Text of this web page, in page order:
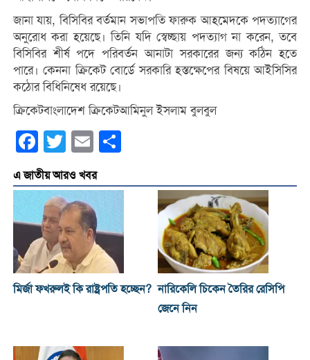
জানা যায়, বিসিবির বর্তমান সভাপতি ফারুক আহমেদকে পদত্যাগের
অনুরোধ করা হয়েছে। তিনি যদি স্বেচ্ছায় পদত্যাগ না করেন, তবে
বিসিবির শীর্ষ পদে পরিবর্তন আনাটা সরকারের জন্য কঠিন হতে
পারে। কেননা ক্রিকেট বোর্ডে সরকারি হস্তক্ষেপের বিষয়ে আইসিসির
কঠোর বিধিনিষেধ রয়েছে।
ক্রিকেটবাংলাদেশ ক্রিকেটআমিনুল ইসলাম বুলবুল
Facebook
Twitter Email
এ জাতীয় আরও খবর
মির্জা ফখরুলই কি রাষ্ট্রপতি হচ্ছেন? নারিকেলি চিকেন তৈরির রেসিপি
জেনে নিন